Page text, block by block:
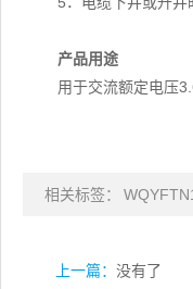
产品用途
用于交流额定电压
相关标签：
上一篇： 没有了